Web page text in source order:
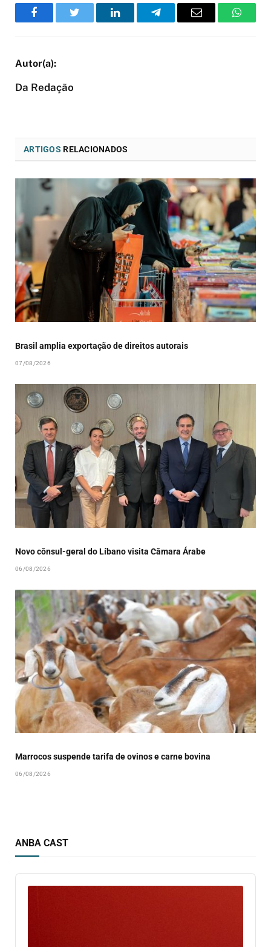
FacebookTwitter LinkedInTelegramEmail
Da Redação
ARTIGOS RELACIONADOS
Brasil amplia exportação de direitos autorais
07/08/2026
Novo cônsul-geral do Líbano visita Câmara Árabe
06/08/2026
Marrocos suspende tarifa de ovinos e carne bovina
06/08/2026
ANBA CAST
Audio
Player